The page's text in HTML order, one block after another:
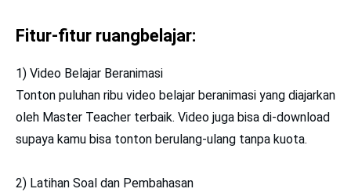
Fitur-fitur ruangbelajar:
1) Video Belajar Beranimasi
Tonton puluhan ribu video belajar beranimasi yang diajarkan
oleh Master Teacher terbaik. Video juga bisa di-download
supaya kamu bisa tonton berulang-ulang tanpa kuota.
2) Latihan Soal dan Pembahasan